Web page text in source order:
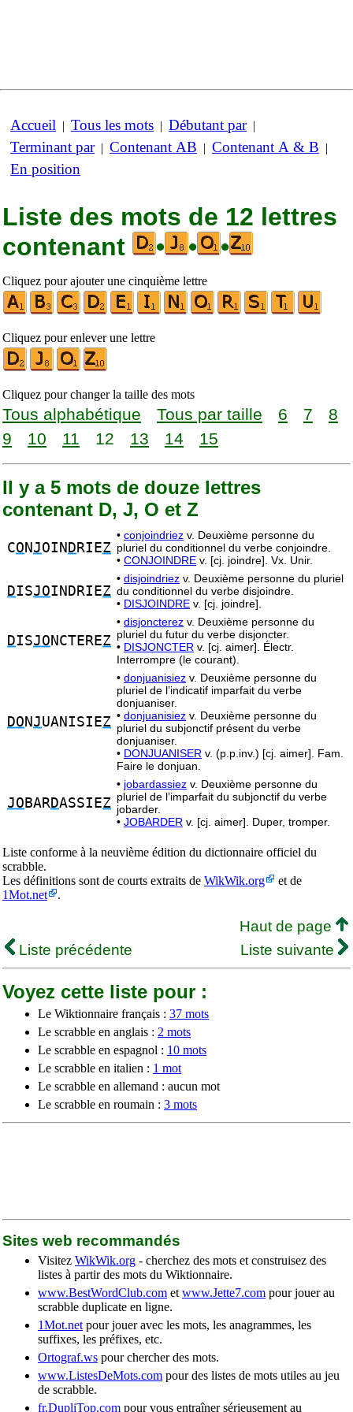
Accueil | Tous les mots | Débutant par|
Terminant par| Contenant AB | Contenant A & B |
En position
Liste des mots de 12 lettres
contenant
• • •
Cliquez pour ajouter une cinquième lettre
Cliquez pour enlever une lettre
Cliquez pour changer la taille des mots
Tous alphabétique Tous par taille 6 7
8
9
10 11 12 13 14 15
Il y a 5 mots de douze lettres
contenant D, J, O et Z
CO N JOIN D RIEZ
• conjoindriez v. Deuxième personne du
pluriel du conditionnel du verbe conjoindre.
• CONJOINDRE v. [cj. joindre]. Vx. Unir.
DISJOINDRIEZ
• disjoindriez v. Deuxième personne du pluriel
du conditionnel du verbe disjoindre.
• DISJOINDRE v. [cj. joindre].
DISJO NCTEREZ
• disjoncterez v. Deuxième personne du
pluriel du futur du verbe disjoncter.
• DISJONCTER v. [cj. aimer]. Électr.
Interrompre (le courant).
DO N JUANISIEZ
• donjuanisiez v. Deuxième personne du
pluriel de l’indicatif imparfait du verbe
donjuaniser.
• donjuanisiez v. Deuxième personne du
pluriel du subjonctif présent du verbe
donjuaniser.
• DONJUANISER v. (p.p.inv.) [cj. aimer]. Fam.
Faire le donjuan.
JO BARDASSIEZ
• jobardassiez v. Deuxième personne du
pluriel de l’imparfait du subjonctif du verbe
jobarder.
• JOBARDER v. [cj. aimer]. Duper, tromper.
Liste conforme à la neuvième édition du dictionnaire officiel du
scrabble.
Les définitions sont de courts extraits de WikWik.org
et de
1Mot.net
.
Haut de page
Liste précédente
Liste suivante
Voyez cette liste pour :
Le Wiktionnaire français : 37 mots
Le scrabble en anglais : 2 mots
Le scrabble en espagnol : 10 mots
Le scrabble en italien : 1 mot
Le scrabble en allemand : aucun mot
Le scrabble en roumain : 3 mots
Sites web recommandés
Visitez WikWik.org - cherchez des mots et construisez des
listes à partir des mots du Wiktionnaire.
www.BestWordClub.com et www.Jette7.com pour jouer au
scrabble duplicate en ligne.
1Mot.net pour jouer avec les mots, les anagrammes, les
suffixes, les préfixes, etc.
Ortograf.ws pour chercher des mots.
www.ListesDeMots.com pour des listes de mots utiles au jeu
de scrabble.
fr.DupliTop.com pour vous entraîner sérieusement au